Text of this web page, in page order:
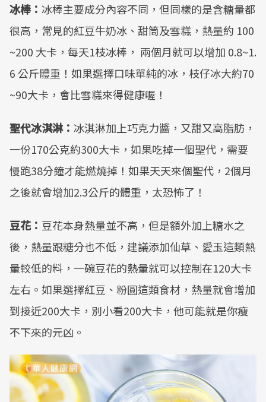
冰棒： 冰棒主要成分內容不同，但同樣的是含糖量都
很高，常見的紅豆牛奶冰、甜筒及雪糕，熱量約 100
~200 大卡，每天1枝冰棒， 兩個月就可以增加 0.8~1.
6 公斤體重！如果選擇口味單純的冰，枝仔冰大約70
~90大卡，會比雪糕來得健康喔！
聖代冰淇淋： 冰淇淋加上巧克力醬，又甜又高脂肪，
一份170公克約300大卡，如果吃掉一個聖代，需要
慢跑38分鐘才能燃燒掉！如果天天來個聖代，2個月
之後就會增加2.3公斤的體重，太恐怖了！
豆花： 豆花本身熱量並不高，但是額外加上糖水之
後，熱量跟糖分也不低，建議添加仙草、愛玉這類熱
量較低的料，一碗豆花的熱量就可以控制在120大卡
左右。如果選擇紅豆、粉圓這類食材，熱量就會增加
到接近200大卡，別小看200大卡，他可能就是你瘦
不下來的元凶。